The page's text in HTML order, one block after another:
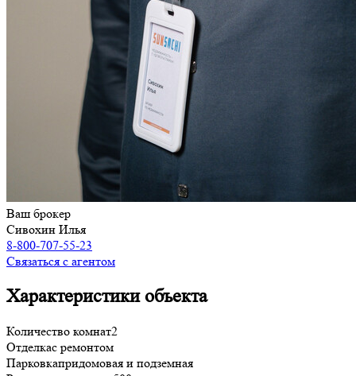
Ваш брокер
Сивохин Илья
8-800-707-55-23
Связаться с агентом
Характеристики объекта
Количество комнат2
Отделкас ремонтом
Парковкапридомовая и подземная